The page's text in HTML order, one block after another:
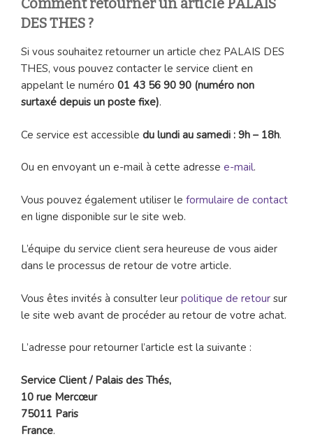
Comment retourner un article PALAIS
DES THES ?
Si vous souhaitez retourner un article chez PALAIS DES
THES, vous pouvez contacter le service client en
appelant le numéro 01 43 56 90 90 (numéro non
surtaxé depuis un poste fixe).
Ce service est accessible du lundi au samedi : 9h – 18h.
Ou en envoyant un e-mail à cette adresse e-mail.
Vous pouvez également utiliser le formulaire de contact
en ligne disponible sur le site web.
L’équipe du service client sera heureuse de vous aider
dans le processus de retour de votre article.
Vous êtes invités à consulter leur politique de retour sur
le site web avant de procéder au retour de votre achat.
L’adresse pour retourner l’article est la suivante :
Service Client / Palais des Thés,
10 rue Mercœur
75011 Paris
France.